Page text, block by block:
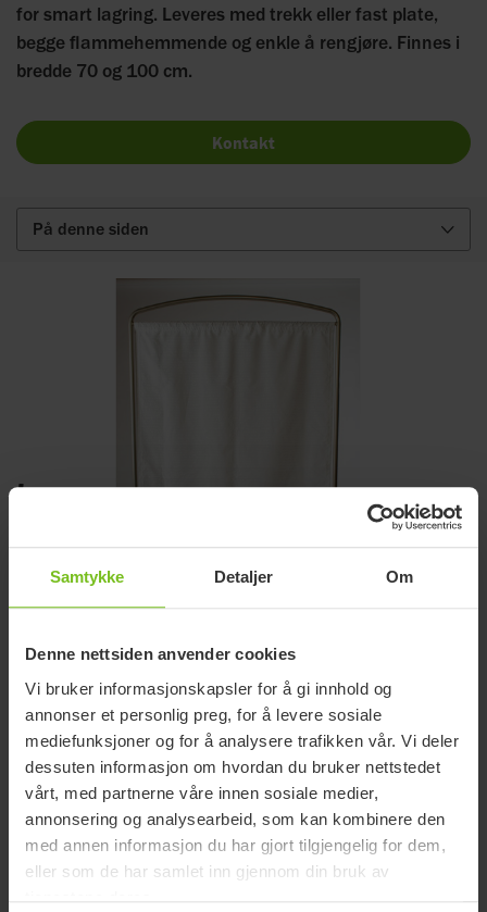
Samtykke Detaljer Om
Denne nettsiden anvender cookies
Vi bruker informasjonskapsler for å gi innhold og
annonser et personlig preg, for å levere sosiale
mediefunksjoner og for å analysere trafikken vår. Vi deler
dessuten informasjon om hvordan du bruker nettstedet
vårt, med partnerne våre innen sosiale medier,
annonsering og analysearbeid, som kan kombinere den
med annen informasjon du har gjort tilgjengelig for dem,
eller som de har samlet inn gjennom din bruk av
for smart lagring. Leveres med trekk eller fast plate,
begge flammehemmende og enkle å rengjøre. Finnes i
bredde 70 og 100 cm.
Kontakt
På denne siden
SVITHUN SKJERMVEGG
Solide og stabile skjermvegger som kommer i to ulike bredder;
70 og 100 cm. Høyde 175 cm.